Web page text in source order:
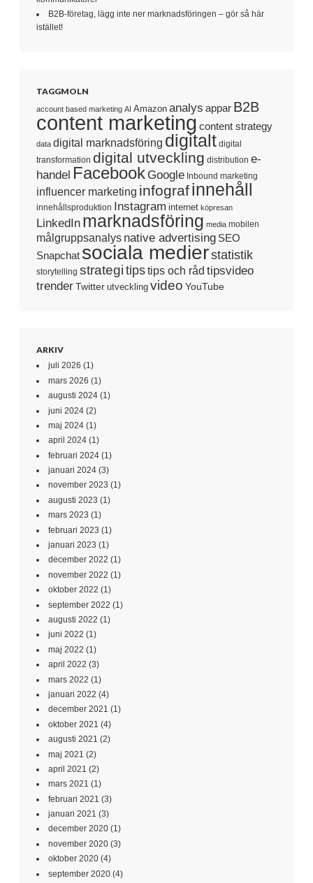
B2B-företag, lägg inte ner marknadsföringen – gör så här
istället!
TAGGMOLN
account based marketing AI Amazon analys appar B2B
content marketing content strategy
data digital marknadsföring digitalt digital
transformation digital utveckling distribution e-
handel Facebook Google Inbound marketing
influencer marketing infografinnehåll
innehållsproduktion Instagram internet köpresan
LinkedIn marknadsföring media mobilen
målgruppsanalys native advertising SEO
Snapchat sociala medierstatistik
storytelling strategi tipstips och råd tipsvideo
trenderTwitter utveckling video YouTube
ARKIV
juli 2026 (1)
mars 2026 (1)
augusti 2024 (1)
juni 2024 (2)
maj 2024 (1)
april 2024 (1)
februari 2024 (1)
januari 2024 (3)
november 2023 (1)
augusti 2023 (1)
mars 2023 (1)
februari 2023 (1)
januari 2023 (1)
december 2022 (1)
november 2022 (1)
oktober 2022 (1)
september 2022 (1)
augusti 2022 (1)
juni 2022 (1)
maj 2022 (1)
april 2022 (3)
mars 2022 (1)
januari 2022 (4)
december 2021 (1)
oktober 2021 (4)
augusti 2021 (2)
maj 2021 (2)
april 2021 (2)
mars 2021 (1)
februari 2021 (3)
januari 2021 (3)
december 2020 (1)
november 2020 (3)
oktober 2020 (4)
september 2020 (4)